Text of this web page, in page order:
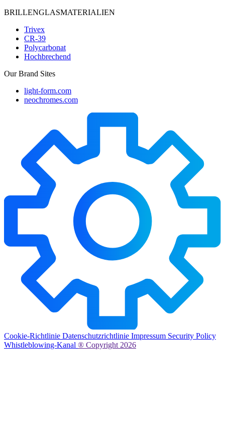
BRILLENGLASMATERIALIEN
Trivex
CR-39
Polycarbonat
Hochbrechend
Our Brand Sites
light-form.com
neochromes.com
Cookie-Richtlinie Datenschutzrichtlinie Impressum Security Policy
Whistleblowing-Kanal ® Copyright 2026